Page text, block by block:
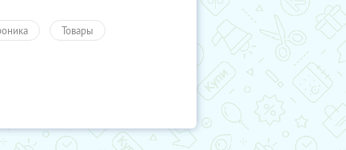
Товары